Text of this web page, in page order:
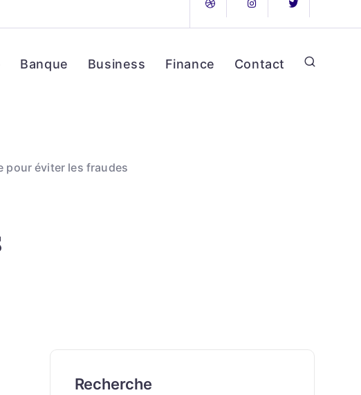
Banque Business Finance Contact
pour éviter les fraudes
Recherche